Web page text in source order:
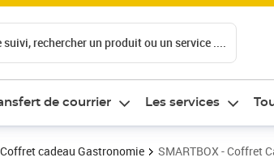
suivi, rechercher un produit ou un service ....
de courrier Les services
Coffret cadeau Gastronomie SMARTBOX - Coffret